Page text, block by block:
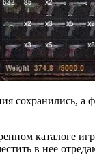
сохранились, а
каталоге
в нее